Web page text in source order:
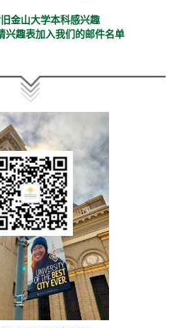
金山大学本科感兴趣
兴趣表加入我们的邮件名单